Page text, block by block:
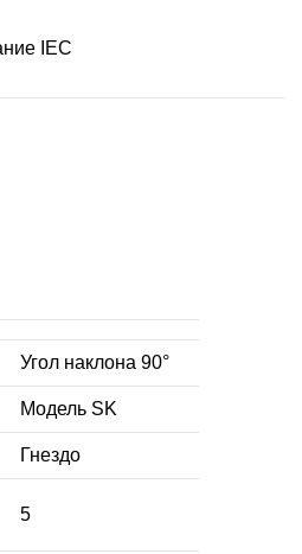
IEC
Угол наклона 90°
Модель SK
Гнездо
5